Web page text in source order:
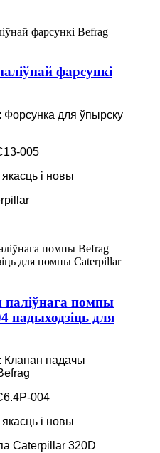
фарсункі
Форсунка для ўпырску
005
і новы
помпы
падыходзіць для
Клапан падачы
004
і новы
Caterpillar 320D